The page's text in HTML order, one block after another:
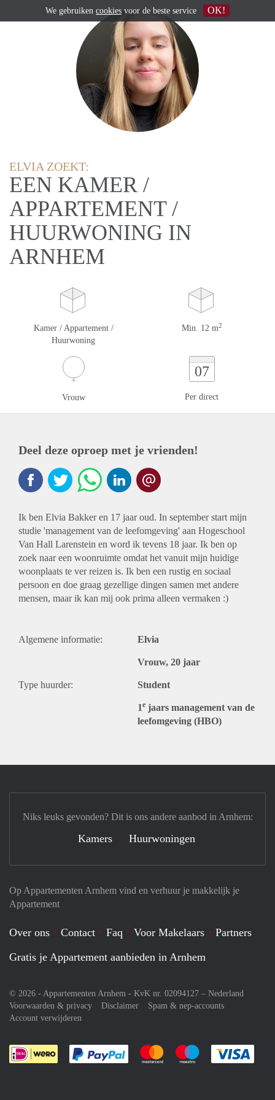
ELVIA ZOEKT:
EEN KAMER /
APPARTEMENT /
HUURWONING IN
ARNHEM
Kamer / Appartement /
Huurwoning
Min. 12 m2
Vrouw
07
Per direct
Deel deze oproep met je vrienden!
Ik ben Elvia Bakker en 17 jaar oud. In september start mijn
studie 'management van de leefomgeving' aan Hogeschool
Van Hall Larenstein en word ik tevens 18 jaar. Ik ben op
zoek naar een woonruimte omdat het vanuit mijn huidige
woonplaats te ver reizen is. Ik ben een rustig en sociaal
persoon en doe graag gezellige dingen samen met andere
mensen, maar ik kan mij ook prima alleen vermaken :)
Algemene informatie: Elvia
Vrouw, 20 jaar
Type huurder: Student
1e jaars management van de
leefomgeving (HBO)
Op Appartementen Arnhem vind en verhuur je makkelijk je
Appartement
Over ons Contact Faq Voor Makelaars
Partners
Gratis je Appartement aanbieden in Arnhem
© 2026 - Appartementen Arnhem - KvK nr. 02094127 – Nederland
Voorwaarden & privacy
Disclaimer
Spam & nep-accounts
Account verwijderen
Je rekent gemakkelijk af met Paypal
Je rekent gemakkelijk af met
Je rekent
Niks leuks gevonden? Dit is ons andere aanbod in Arnhem:
Kamers Huurwoningen
We gebruiken cookies voor de beste service OK!